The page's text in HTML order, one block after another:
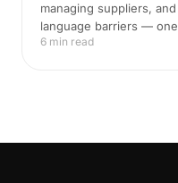
managing suppliers,
language barriers —
6 min read